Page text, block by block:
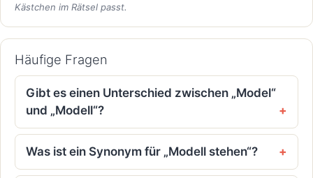
Kästchen im Rätsel passt.
Häufige Fragen
Gibt es einen Unterschied zwischen „Model“
und „Modell“?
Was ist ein Synonym für „Modell stehen“?